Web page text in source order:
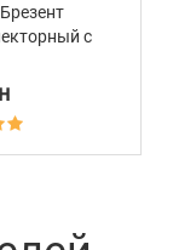
c
Bronzedog
Синий